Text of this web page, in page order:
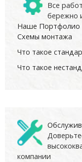
Все
бережно
Наше Портфолио
Схемы монтажа
Что такое
Что такое
компании